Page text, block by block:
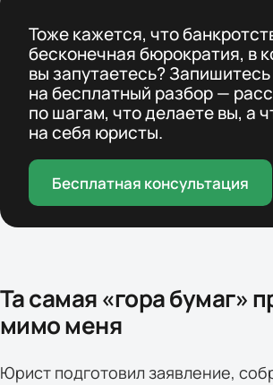
Тоже кажется, что
бесконечная бюрократия, в
вы запутаетесь? Запишитесь
на бесплатный разбор —
по шагам, что делаете вы, а
на себя юристы.
Бесплатная консультация
Та самая «гора бумаг»
мимо меня
Юрист подготовил заявление,